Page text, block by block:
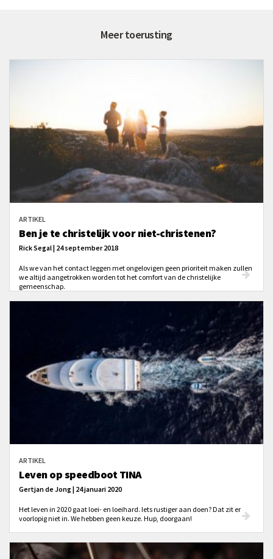
Meer toerusting
ARTIKEL
Ben je te christelijk voor niet-christenen?
Rick Segal | 24 september 2018
Als we van het contact leggen met ongelovigen geen prioriteit maken zullen
we altijd aangetrokken worden tot het comfort van de christelijke
gemeenschap.
ARTIKEL
Leven op speedboot TINA
Gertjan de Jong | 24 januari 2020
Het leven in 2020 gaat loei- en loeihard. Iets rustiger aan doen? Dat zit er
voorlopig niet in. We hebben geen keuze. Hup, doorgaan!